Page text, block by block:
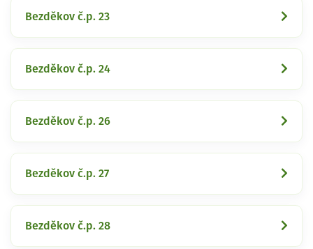
Bezděkov č.p. 23
Bezděkov č.p. 24
Bezděkov č.p. 26
Bezděkov č.p. 27
Bezděkov č.p. 28